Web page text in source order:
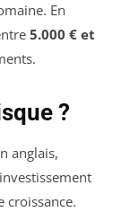
En
5.000 € et
?
anglais,
croissance.